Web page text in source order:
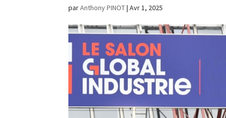
parAnthony PINOT|Avr 1, 2025